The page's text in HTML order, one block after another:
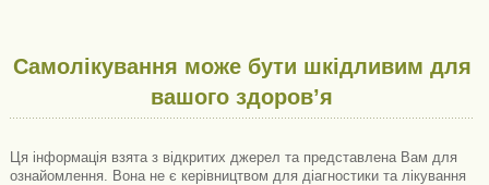
Самолікування може бути шкідливим для
вашого здоров’я
Ця інформація взята з відкритих джерел та представлена ​​Вам для
ознайомлення. Вона не є керівництвом для діагностики та лікування